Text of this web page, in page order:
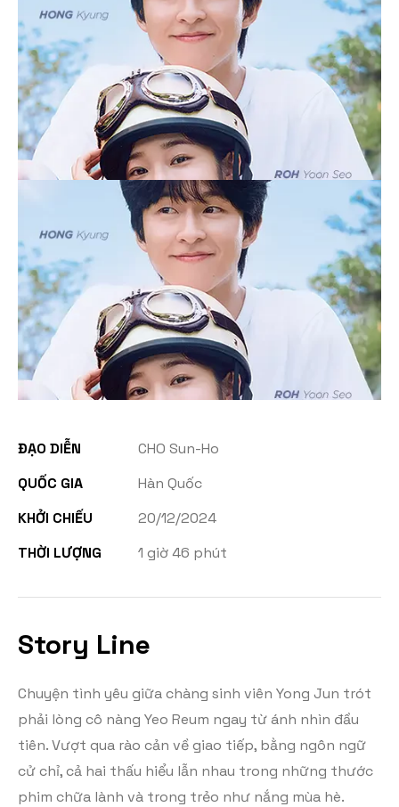
Hài hước
Hoạt hình
Hành động
Tình cảm
ĐẠO DIỄN
CHO Sun-Ho
QUỐC GIA
Hàn Quốc
KHỞI CHIẾU
20/12/2024
THỜI LƯỢNG
1 giờ 46 phút
Story Line
Chuyện tình yêu giữa chàng sinh viên Yong Jun trót
phải lòng cô nàng Yeo Reum ngay từ ánh nhìn đầu
tiên. Vượt qua rào cản về giao tiếp, bằng ngôn ngữ
cử chỉ, cả hai thấu hiểu lẫn nhau trong những thước
phim chữa lành và trong trẻo như nắng mùa hè.